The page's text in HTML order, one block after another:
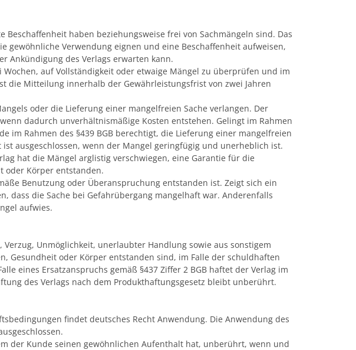
haben beziehungsweise frei von Sachmängeln sind. Das
gewöhnliche Verwendung eignen und eine Beschaffenheit aufweisen,
Ankündigung des Verlags erwarten kann.
auf Vollständigkeit oder etwaige Mängel zu überprüfen und im
die Mitteilung innerhalb der Gewährleistungsfrist von zwei Jahren
oder die Lieferung einer mangelfreien Sache verlangen. Der
dadurch unverhältnismäßige Kosten entstehen. Gelingt im Rahmen
im Rahmen des §439 BGB berechtigt, die Lieferung einer mangelfreien
ausgeschlossen, wenn der Mangel geringfügig und unerheblich ist.
hat die Mängel arglistig verschwiegen, eine Garantie für die
oder Körper entstanden.
Benutzung oder Überanspruchung entstanden ist. Zeigt sich ein
dass die Sache bei Gefahrübergang mangelhaft war. Anderenfalls
aufwies.
Unmöglichkeit, unerlaubter Handlung sowie aus sonstigem
Gesundheit oder Körper entstanden sind, im Falle der schuldhaften
eines Ersatzanspruchs gemäß §437 Ziffer 2 BGB haftet der Verlag im
des Verlags nach dem Produkthaftungsgesetz bleibt unberührt.
findet deutsches Recht Anwendung. Die Anwendung des
der Kunde seinen gewöhnlichen Aufenthalt hat, unberührt, wenn und